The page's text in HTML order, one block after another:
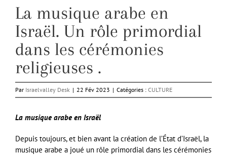
La musique arabe en
Israël. Un rôle primordial
dans les cérémonies
religieuses .
Par Israelvalley Desk | 22 Fév 2023 | Catégories : CULTURE
La musique arabe en Israël
Depuis toujours, et bien avant la création de l’État d’Israël, la
musique arabe a joué un rôle primordial dans les cérémonies